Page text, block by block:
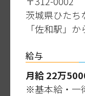
茨城県ひたち
「佐和駅」
給与
月給 22万
※基本給・一